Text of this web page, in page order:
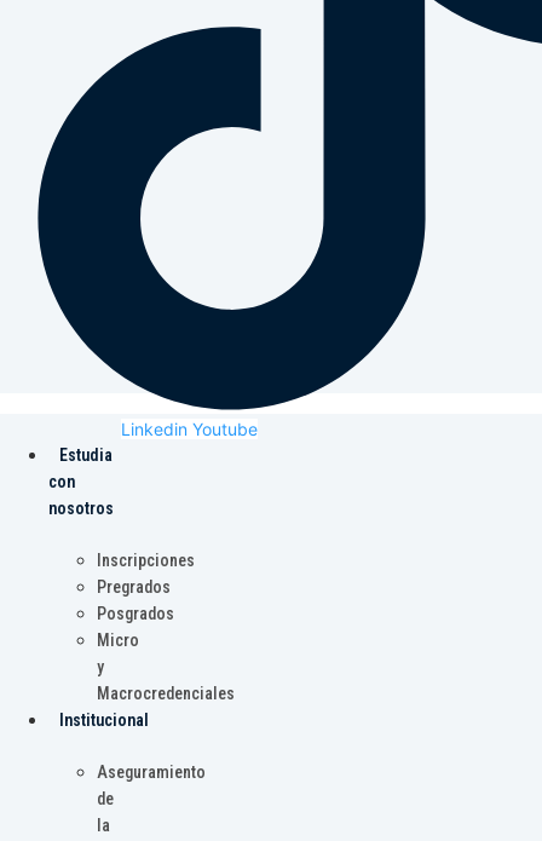
Linkedin Youtube
Estudia
con
nosotros
Inscripciones
Pregrados
Posgrados
Micro
y
Macrocredenciales
Institucional
Aseguramiento
de
la